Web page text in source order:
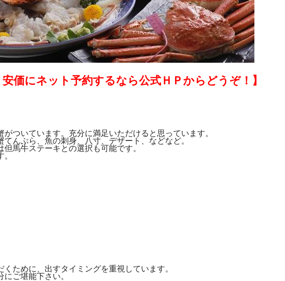
安価にネット予約するなら公式ＨＰからどうぞ！】
ついています。充分に満足いただけると思っています。
んぷら、魚の刺身、八寸、デザート、などなど。
馬牛ステーキとの選択も可能です。
くために、出すタイミングを重視しています。
ご堪能下さい。